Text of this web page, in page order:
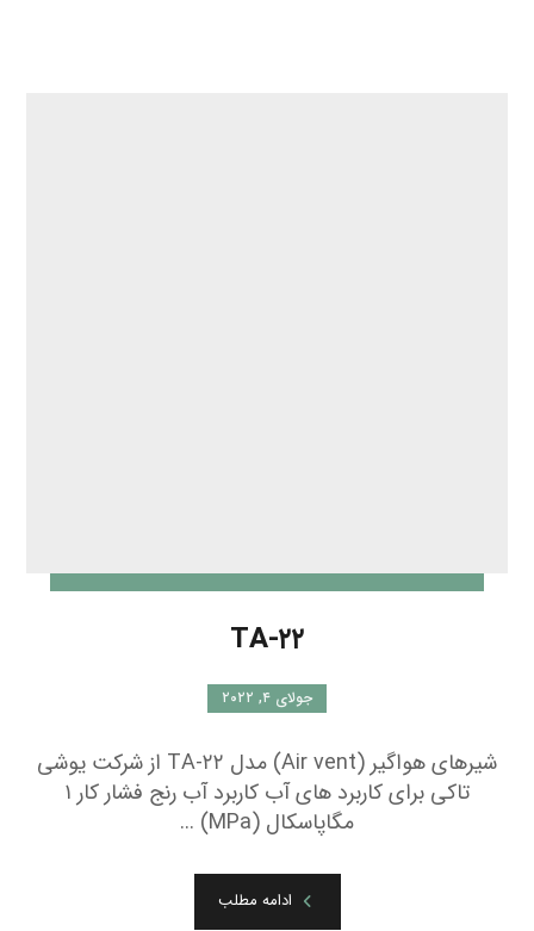
TA-۲۲
جولای ۴, ۲۰۲۲
شیرهای هواگیر (Air vent) مدل TA-۲۲ از شرکت یوشی
تاکی برای کاربرد های آب کاربرد آب رنج فشار کار ۱
مگاپاسکال (MPa) ...
ادامه مطلب